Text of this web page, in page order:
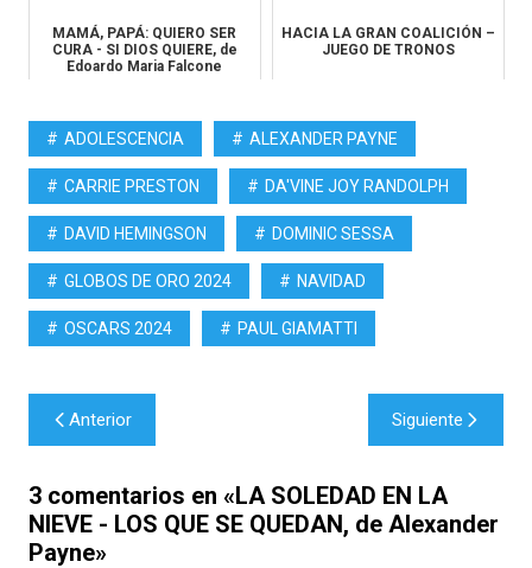
MAMÁ, PAPÁ: QUIERO SER
CURA - SI DIOS QUIERE, de
Edoardo Maria Falcone
HACIA LA GRAN COALICIÓN –
JUEGO DE TRONOS
ADOLESCENCIA ALEXANDER PAYNE
CARRIE PRESTON DA'VINE JOY RANDOLPH
DAVID HEMINGSON DOMINIC SESSA
GLOBOS DE ORO 2024 NAVIDAD
OSCARS 2024 PAUL GIAMATTI
Navegación
de
entradas
Anterior Siguiente
3 comentarios en «LA SOLEDAD EN LA
NIEVE - LOS QUE SE QUEDAN, de Alexander
Payne»